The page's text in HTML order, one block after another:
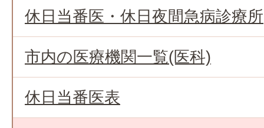
休日当番医・休日夜間急病診療所
市内の医療機関一覧(医科)
休日当番医表